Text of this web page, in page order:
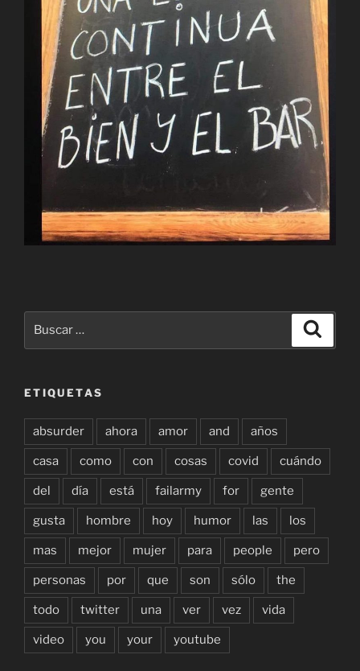
ETIQUETAS
absurder ahora amor and años
casa como con cosas covid cuándo
del día está failarmy for gente
gusta hombre hoy humor las los
mas mejor mujer para people pero
personas por que son sólo the
todo twitter una ver vez vida
video you your youtube